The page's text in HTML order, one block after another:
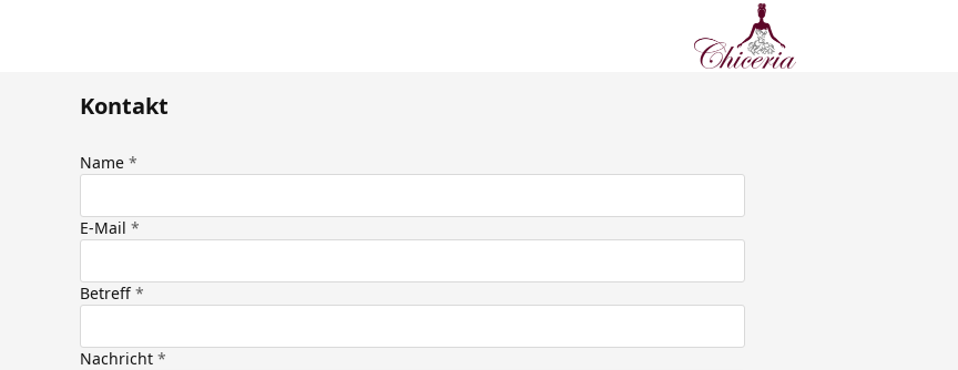
Kontakt
Name
E-Mail
Betreff
Nachricht